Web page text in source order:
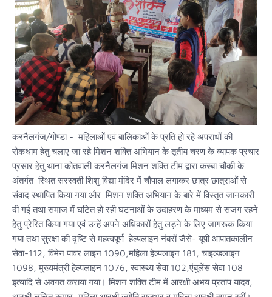
करनैलगंज/गोण्डा - महिलाओं एवं बालिकाओं के प्रति हो रहे अपराधों की
रोकथाम हेतु चलाए जा रहे मिशन शक्ति अभियान के तृतीय चरण के व्यापक प्रचार
प्रसार हेतु थाना कोतवाली करनैलगंज मिशन शक्ति टीम द्वारा कस्बा चौकी के
अंतर्गत स्थित सरस्वती शिशु विद्या मंदिर में चौपाल लगाकर छात्र छात्राओं से
संवाद स्थापित किया गया और मिशन शक्ति अभियान के बारे में विस्तृत जानकारी
दी गई तथा समाज में घटित हो रही घटनाओं के उदाहरण के माध्यम से सजग रहने
हेतु प्रेरित किया गया एवं उन्हें अपने अधिकारों हेतु लड़ने के लिए जागरूक किया
गया तथा सुरक्षा की दृष्टि से महत्वपूर्ण हेल्पलाइन नंबरों जैसे- यूपी आपातकालीन
सेवा-112, विमेन पावर लाइन 1090,महिला हेल्पलाइन 181, चाइल्डलाइन
1098, मुख्यमंत्री हेल्पलाइन 1076, स्वास्थ्य सेवा 102,एंबुलेंस सेवा 108
इत्यादि से अवगत कराया गया। मिशन शक्ति टीम में आरक्षी अभय प्रताप यादव,